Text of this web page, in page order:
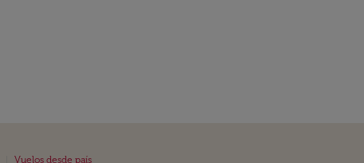
Vuelos desde país